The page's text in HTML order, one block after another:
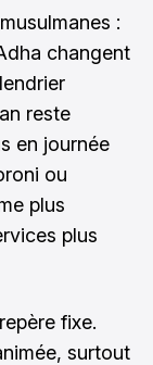
:
changent
reste
en journée
ou
plus
plus
fixe.
surtout